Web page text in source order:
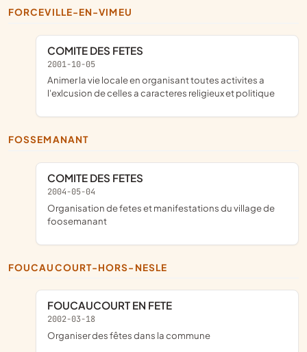
FORCEVILLE-EN-VIMEU
COMITE DES FETES
2001-10-05
animer la vie locale en organisant toutes activites a
l'exlcusion de celles a caracteres religieux et politique
FOSSEMANANT
COMITE DES FETES
2004-05-04
Organisation de fetes et manifestations du village de
foosemanant
FOUCAUCOURT-HORS-NESLE
FOUCAUCOURT EN FETE
2002-03-18
organiser des fêtes dans la commune